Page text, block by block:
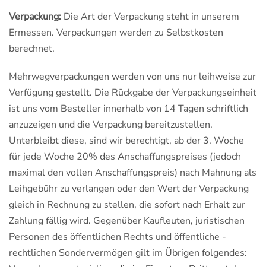
Verpackung: Die Art der Verpackung steht in unserem
Ermessen. Verpackungen werden zu Selbstkosten
berechnet.
Mehrwegverpackungen werden von uns nur leihweise zur
Verfügung gestellt. Die Rückgabe der Verpackungseinheit
ist uns vom Besteller innerhalb von 14 Tagen schriftlich
anzuzeigen und die Verpackung bereitzustellen.
Unterbleibt diese, sind wir berechtigt, ab der 3. Woche
für jede Woche 20% des Anschaffungspreises (jedoch
maximal den vollen Anschaffungspreis) nach Mahnung als
Leihgebühr zu verlangen oder den Wert der Verpackung
gleich in Rechnung zu stellen, die sofort nach Erhalt zur
Zahlung fällig wird. Gegenüber Kaufleuten, juristischen
Personen des öffentlichen Rechts und öffentliche -
rechtlichen Sondervermögen gilt im Übrigen folgendes: